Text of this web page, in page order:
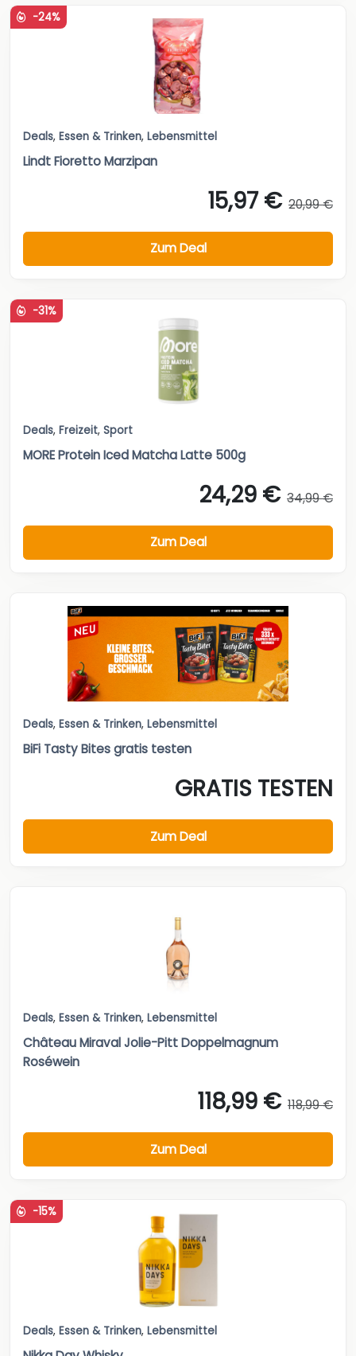
-24%
Deals, Essen & Trinken, Lebensmittel
Lindt Fioretto Marzipan
15,97 € 20,99 €
Zum Deal
-31%
Deals, Freizeit, Sport
MORE Protein Iced Matcha Latte 500g
24,29 € 34,99 €
Zum Deal
Deals, Essen & Trinken, Lebensmittel
BiFi Tasty Bites gratis testen
GRATIS TESTEN
Zum Deal
Deals, Essen & Trinken, Lebensmittel
Château Miraval Jolie-Pitt Doppelmagnum
Roséwein
118,99 € 118,99 €
Zum Deal
-15%
Deals, Essen & Trinken, Lebensmittel